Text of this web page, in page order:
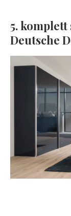
5.
Deutsche